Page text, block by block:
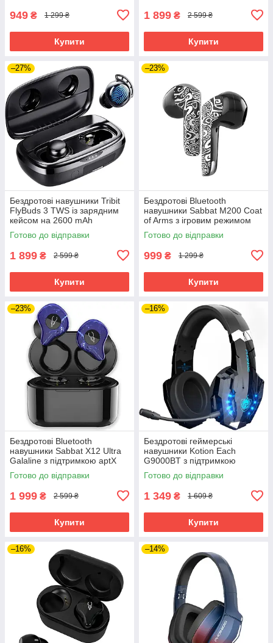
949 ₴ 1 299 ₴
Купити
1 899 ₴ 2 599 ₴
Купити
–27%
Бездротові навушники Tribit
FlyBuds 3 TWS із зарядним
кейсом на 2600 mAh
(Чорний)
Готово до відправки
1 899 ₴ 2 599 ₴
Купити
–23%
Бездротові Bluetooth
навушники Sabbat M200 Coat
of Arms з ігровим режимом
(Чорно-білий)
Готово до відправки
999 ₴ 1 299 ₴
Купити
–23%
Бездротові Bluetooth
навушники Sabbat X12 Ultra
Galaline з підтримкою aptX
(Синій)
Готово до відправки
1 999 ₴ 2 599 ₴
Купити
–16%
Бездротові геймерські
навушники Kotion Each
G9000BT з підтримкою
об'ємного звуку 7.1 Stereo
Sound (Чорно-синій)
Готово до відправки
1 349 ₴ 1 609 ₴
Купити
–16% –14%